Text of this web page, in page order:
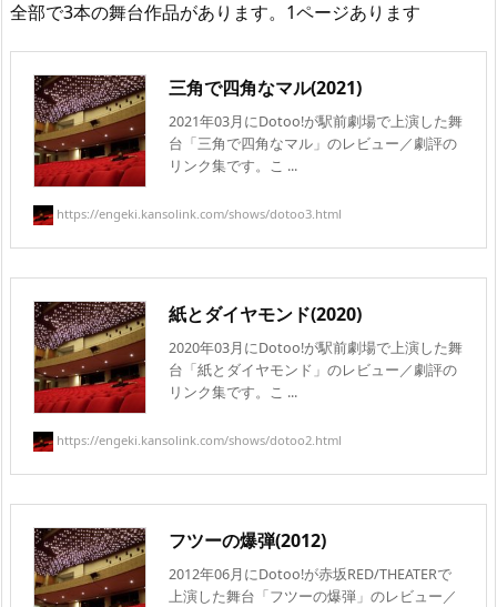
全部で3本の舞台作品があります。1ページあります
三角で四角なマル(2021)
2021年03月にDotoo!が駅前劇場で上演した舞
台「三角で四角なマル」のレビュー／劇評の
リンク集です。こ ...
https://engeki.kansolink.com/shows/dotoo3.html
紙とダイヤモンド(2020)
2020年03月にDotoo!が駅前劇場で上演した舞
台「紙とダイヤモンド」のレビュー／劇評の
リンク集です。こ ...
https://engeki.kansolink.com/shows/dotoo2.html
フツーの爆弾(2012)
2012年06月にDotoo!が赤坂RED/THEATERで
上演した舞台「フツーの爆弾」のレビュー／